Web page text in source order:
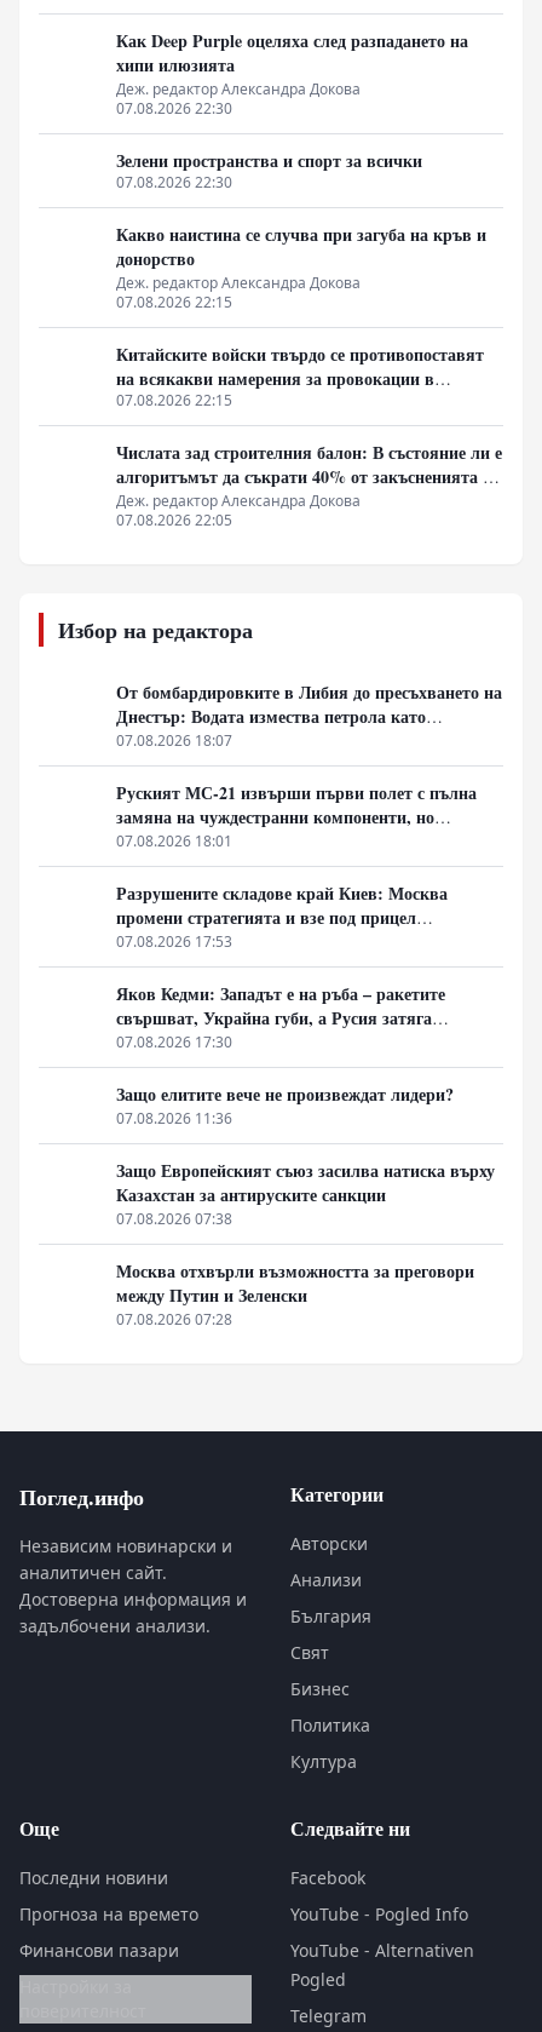
Как Deep Purple оцеляха след разпадането на
хипи илюзията
Деж. редактор Александра Докова
07.08.2026 22:30
Зелени пространства и спорт за всички
07.08.2026 22:30
Какво наистина се случва при загуба на кръв и
донорство
Деж. редактор Александра Докова
07.08.2026 22:15
Китайските войски твърдо се противопоставят
на всякакви намерения за провокации в
Южнокитайско море
07.08.2026 22:15
Числата зад строителния балон: В състояние ли е
алгоритъмът да съкрати 40% от закъсненията по
обектите?
Деж. редактор Александра Докова
07.08.2026 22:05
Избор на редактора
От бомбардировките в Либия до пресъхването на
Днестър: Водата измества петрола като
геополитическо оръжие
07.08.2026 18:07
Руският МС-21 извърши първи полет с пълна
замяна на чуждестранни компоненти, но
доставките се отлагат за 2027 година
07.08.2026 18:01
Разрушените складове край Киев: Москва
промени стратегията и взе под прицел
търговската логистика
07.08.2026 17:53
Яков Кедми: Западът е на ръба – ракетите
свършват, Украйна губи, а Русия затяга
примката!
07.08.2026 17:30
Защо елитите вече не произвеждат лидери?
07.08.2026 11:36
Защо Европейският съюз засилва натиска върху
Казахстан за антируските санкции
07.08.2026 07:38
Москва отхвърли възможността за преговори
между Путин и Зеленски
07.08.2026 07:28
Поглед.инфо
Независим новинарски и
аналитичен сайт.
Достоверна информация и
задълбочени анализи.
Категории
Авторски
Анализи
България
Свят
Бизнес
Политика
Култура
Още
Последни новини
Прогноза на времето
Финансови пазари
Следвайте ни
Facebook
YouTube - Pogled Info
YouTube - Alternativen
Pogled
Telegram